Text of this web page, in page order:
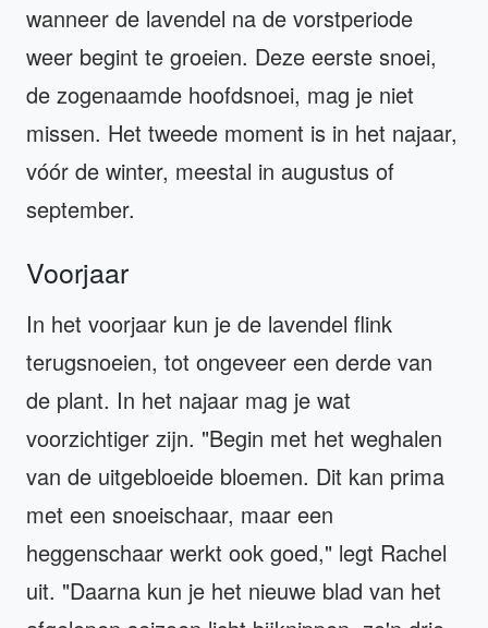
wanneer de lavendel na de vorstperiode
weer begint te groeien. Deze eerste snoei,
de zogenaamde hoofdsnoei, mag je niet
missen. Het tweede moment is in het najaar,
vóór de winter, meestal in augustus of
september.
Voorjaar
In het voorjaar kun je de lavendel flink
terugsnoeien, tot ongeveer een derde van
de plant. In het najaar mag je wat
voorzichtiger zijn. "Begin met het weghalen
van de uitgebloeide bloemen. Dit kan prima
met een snoeischaar, maar een
heggenschaar werkt ook goed," legt Rachel
uit. "Daarna kun je het nieuwe blad van het